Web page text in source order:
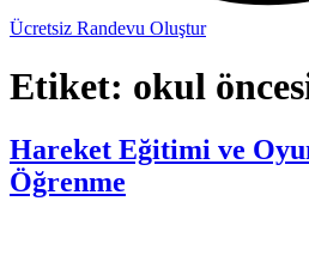
Ücretsiz Randevu Oluştur
Etiket: okul
Hareket Eğitimi ve
Öğrenme